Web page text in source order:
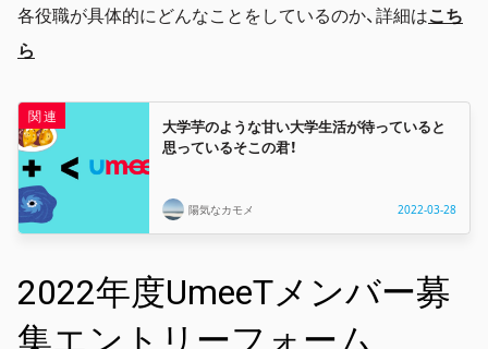
各役職が具体的にどんなことをしているのか、詳細はこち
ら
大学芋のような甘い大学生活が待っていると
思っているそこの君！
陽気なカモメ 2022-03-28